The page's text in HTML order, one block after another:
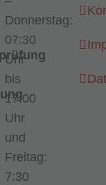
Donnerstag:
07:30
Uhr
bis
17:00
Uhr
und
Freitag:
7:30